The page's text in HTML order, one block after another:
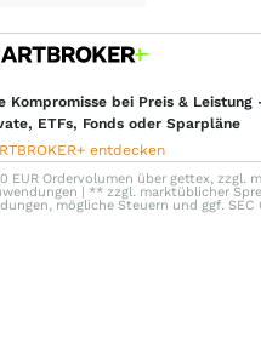
Kompromisse bei Preis &
ETFs, Fonds oder Sparpläne
entdecken
EUR Ordervolumen über gettex, zzgl.
| ** zzgl. marktüblicher
mögliche Steuern und ggf. SEC